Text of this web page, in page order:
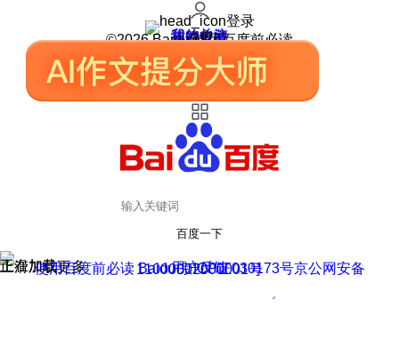
登录
我的关注
我的收藏
皮肤中心
用户反馈
设置
©2026 Baidu 使用百度前必读
百度一下
正在加载
上滑加载更多 用户反馈
使用百度前必读 Baidu 京ICP证030173号
京公网安备11000002000001号